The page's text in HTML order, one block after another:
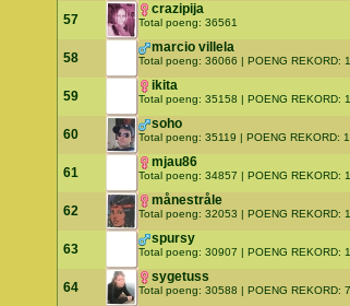
57
crazipija
Total poeng: 36561
58
marcio villela
Total poeng: 36066 | POENG REKORD:
59
ikita
Total poeng: 35158 | POENG REKORD:
60
soho
Total poeng: 35119 | POENG REKORD:
61
mjau86
Total poeng: 34857 | POENG REKORD:
62
månestråle
Total poeng: 32053 | POENG REKORD:
63
spursy
Total poeng: 30907 | POENG REKORD:
64
sygetuss
Total poeng: 30588 | POENG REKORD: